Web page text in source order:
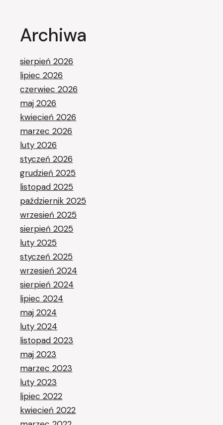
Archiwa
sierpień 2026
lipiec 2026
czerwiec 2026
maj 2026
kwiecień 2026
marzec 2026
luty 2026
styczeń 2026
grudzień 2025
listopad 2025
październik 2025
wrzesień 2025
sierpień 2025
luty 2025
styczeń 2025
wrzesień 2024
sierpień 2024
lipiec 2024
maj 2024
luty 2024
listopad 2023
maj 2023
marzec 2023
luty 2023
lipiec 2022
kwiecień 2022